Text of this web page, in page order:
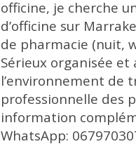
officine, je cherche
d’officine sur
de pharmacie (nuit,
Sérieux organisée
l’environnement de
professionnelle des
information
WhatsApp: